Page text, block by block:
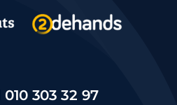
010 303 32 97